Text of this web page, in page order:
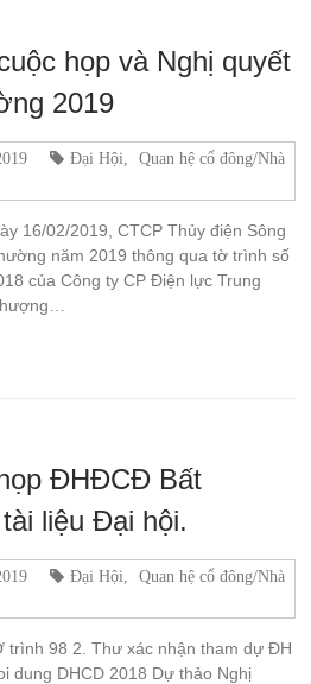
họp và Nghị quyết
2019
Đại Hội
Quan hệ cổ đông/Nhà
16/02/2019, CTCP Thủy điện Sông
năm 2019 thông qua tờ trình số
của Công ty CP Điện lực Trung
ĐHĐCĐ Bất
liệu Đại hội.
Đại Hội
Quan hệ cổ đông/Nhà
98 2. Thư xác nhận tham dự ĐH
dung DHCD 2018 Dự thảo Nghị